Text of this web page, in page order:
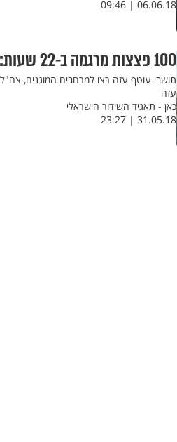
06.06.18 | 09:46
100 פצצות מרגמה ב-22 שעות: צפו בסיכום סבב הלחימה הנוכחי בדרום
תושבי עוטף עזה רצו למרחבים המוגנים,
עזה
כאן - תאגיד השידור הישראלי
31.05.18 | 23:27